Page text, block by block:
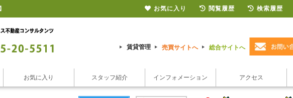
賃貸管理 売買サイトへ 総合サイトへ
お気に入り スタッフ紹介 インフォメーション アクセス
お気に入り 閲覧履歴 検索履歴